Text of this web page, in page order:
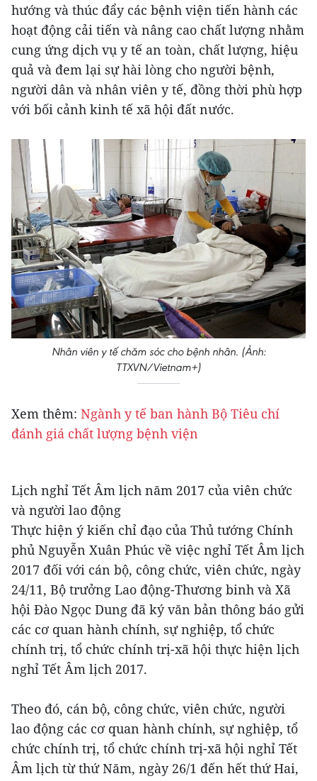
hướng và thúc đẩy các bệnh viện tiến hành các
hoạt động cải tiến và nâng cao chất lượng nhằm
cung ứng dịch vụ y tế an toàn, chất lượng, hiệu
quả và đem lại sự hài lòng cho người bệnh,
người dân và nhân viên y tế, đồng thời phù hợp
với bối cảnh kinh tế xã hội đất nước.
Nhân viên y tế chăm sóc cho bệnh nhân. (Ảnh:
TTXVN/Vietnam+)
Xem thêm: Ngành y tế ban hành Bộ Tiêu chí
đánh giá chất lượng bệnh viện
Lịch nghỉ Tết Âm lịch năm 2017 của viên chức
và người lao động
Thực hiện ý kiến chỉ đạo của Thủ tướng Chính
phủ Nguyễn Xuân Phúc về việc nghỉ Tết Âm lịch
2017 đối với cán bộ, công chức, viên chức, ngày
24/11, Bộ trưởng Lao động-Thương binh và Xã
hội Đào Ngọc Dung đã ký văn bản thông báo gửi
các cơ quan hành chính, sự nghiệp, tổ chức
chính trị, tổ chức chính trị-xã hội thực hiện lịch
nghỉ Tết Âm lịch 2017.
Theo đó, cán bộ, công chức, viên chức, người
lao động các cơ quan hành chính, sự nghiệp, tổ
chức chính trị, tổ chức chính trị-xã hội nghỉ Tết
Âm lịch từ thứ Năm, ngày 26/1 đến hết thứ Hai,